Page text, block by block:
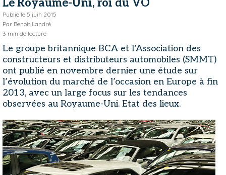
Le Royaume-Uni, roi du VO
Publié le 5 juin 2015
Par Benoît Landré
3 min de lecture
Le groupe britannique BCA et l’Association des
constructeurs et distributeurs automobiles (SMMT)
ont publié en novembre dernier une étude sur
l’évolution du marché de l’occasion en Europe à fin
2013, avec un large focus sur les tendances
observées au Royaume-Uni. Etat des lieux.